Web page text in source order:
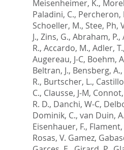
Meisenheimer, K.,
Paladini, C., Percheron, I
Schoeller, M., Stee, Ph,
J., Zins, G., Abraham, P.,
R., Accardo, M., Adler, T.,
Augereau, J-C, Boehm,
Beltran, J., Bensberg, A.,
R., Burtscher, L.,
C., Clausse, J-M, Connot,
R. D., Danchi, W-C,
Dominik, C., van Duin, A.
Eisenhauer, F., Flament,
Rosas, V. Gamez,